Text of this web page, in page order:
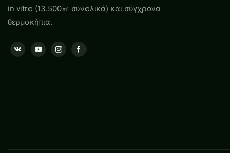
in vitro (13.500㎡ συνολικά) και σύγχρονα
θερμοκήπια.